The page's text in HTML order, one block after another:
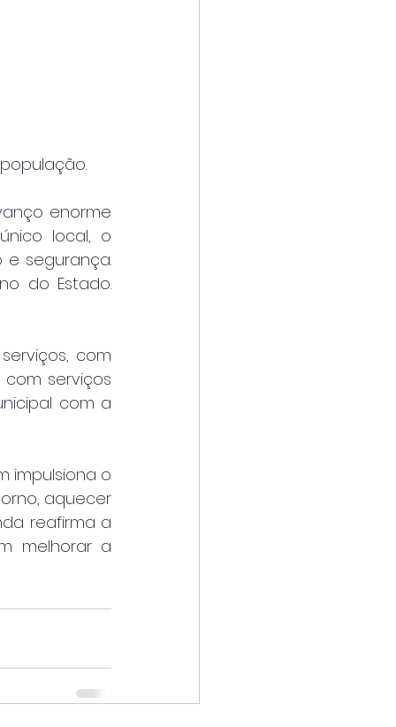
enorme
local, o
e segurança.
do Estado.
com
serviços
com a
impulsiona o
aquecer
reafirma a
melhorar a